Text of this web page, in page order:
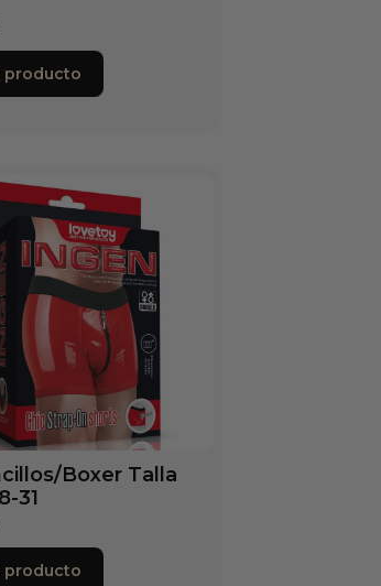
producto
Boxer Talla
31
producto